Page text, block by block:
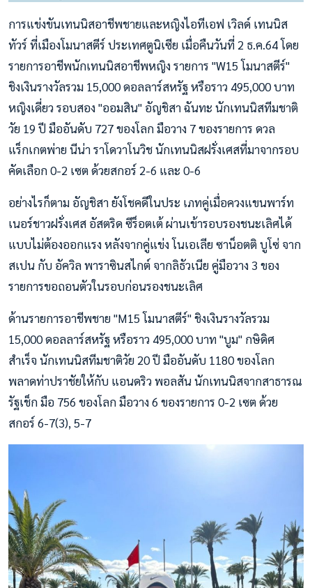
การแข่งขันเทนนิสอาชีพชายและหญิงไอทีเอฟ เวิลด์ เทนนิส
ทัวร์ ที่เมืองโมนาสตีร์ ประเทศตูนิเซีย เมื่อคืนวันที่ 2 ธ.ค.64 โดย
รายการอาชีพนักเทนนิสอาชีพหญิง รายการ "W15 โมนาสตีร์"
ชิงเงินรางวัลรวม 15,000 ดอลลาร์สหรัฐ หรือราว 495,000 บาท
หญิงเดี่ยว รอบสอง "ออมสิน" อัญชิสา ฉันทะ นักเทนนิสทีมชาติ
วัย 19 ปี มืออันดับ 727 ของโลก มือวาง 7 ของรายการ ดวล
แร็กเกตพ่าย นีน่า ราโดวาโนวิช นักเทนนิสฝรั่งเศสที่มาจากรอบ
คัดเลือก 0-2 เซต ด้วยสกอร์ 2-6 และ 0-6
อย่างไรก็ตาม อัญชิสา ยังโชคดีในประ เภทคู่เมื่อควงแขนพาร์ท
เนอร์ชาวฝรั่งเศส อัสตริด ซีร็อตเต้ ผ่านเข้ารอบรองชนะเลิศได้
แบบไม่ต้องออกแรง หลังจากคู่แข่ง โนเอเลีย ซาน็อตติ บูโซ่ จาก
สเปน กับ อัควิล พาราซินสไกต์ จากลิธัวเนีย คู่มือวาง 3 ของ
รายการขอถอนตัวในรอบก่อนรองชนะเลิศ
ด้านรายการอาชีพชาย "M15 โมนาสตีร์" ชิงเงินรางวัลรวม
15,000 ดอลลาร์สหรัฐ หรือราว 495,000 บาท "บูม" กษิดิศ
สำเร็จ นักเทนนิสทีมชาติวัย 20 ปี มืออันดับ 1180 ของโลก
พลาดท่าปราชัยให้กับ แอนดริว พอลสัน นักเทนนิสจากสาธารณ
รัฐเช็ก มือ 756 ของโลก มือวาง 6 ของรายการ 0-2 เซต ด้วย
สกอร์ 6-7(3), 5-7